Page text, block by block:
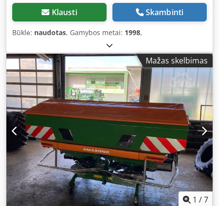
Klausti Skambinti
Būklė: naudotas, Gamybos metai: 1998,
Mažas skelbimas
1 /7